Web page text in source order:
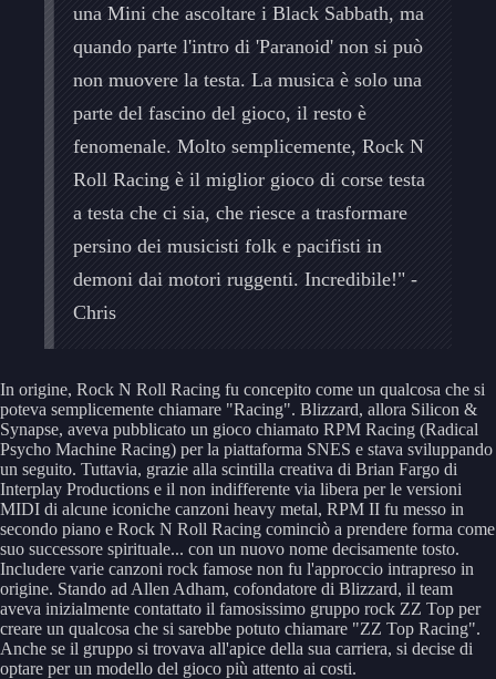
una Mini che ascoltare i Black Sabbath, ma
quando parte l'intro di 'Paranoid' non si può
non muovere la testa. La musica è solo una
parte del fascino del gioco, il resto è
fenomenale. Molto semplicemente, Rock N
Roll Racing è il miglior gioco di corse testa
a testa che ci sia, che riesce a trasformare
persino dei musicisti folk e pacifisti in
demoni dai motori ruggenti. Incredibile!" -
Chris
In origine, Rock N Roll Racing fu concepito come un qualcosa che si
poteva semplicemente chiamare "Racing". Blizzard, allora Silicon &
Synapse, aveva pubblicato un gioco chiamato RPM Racing (Radical
Psycho Machine Racing) per la piattaforma SNES e stava sviluppando
un seguito. Tuttavia, grazie alla scintilla creativa di Brian Fargo di
Interplay Productions e il non indifferente via libera per le versioni
MIDI di alcune iconiche canzoni heavy metal, RPM II fu messo in
secondo piano e Rock N Roll Racing cominciò a prendere forma come
suo successore spirituale... con un nuovo nome decisamente tosto.
Includere varie canzoni rock famose non fu l'approccio intrapreso in
origine. Stando ad Allen Adham, cofondatore di Blizzard, il team
aveva inizialmente contattato il famosissimo gruppo rock ZZ Top per
creare un qualcosa che si sarebbe potuto chiamare "ZZ Top Racing".
Anche se il gruppo si trovava all'apice della sua carriera, si decise di
optare per un modello del gioco più attento ai costi.